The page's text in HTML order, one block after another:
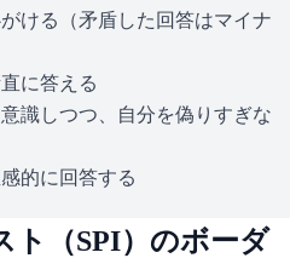
ける（矛盾した回答はマイナ
に答える
識しつつ、自分を偽りすぎな
的に回答する
ト（SPI）のボーダ